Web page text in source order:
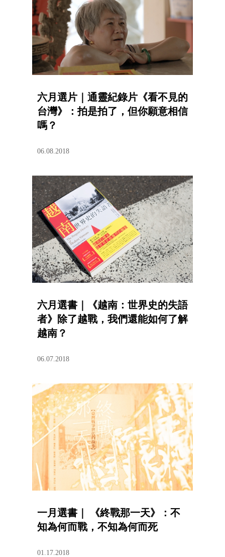
六月選片｜通靈紀錄片《看不見的
台灣》：拍是拍了，但你願意相信
嗎？
06.08.2018
六月選書｜《越南：世界史的失語
者》除了越戰，我們還能如何了解
越南？
06.07.2018
一月選書｜ 《終戰那一天》：不
知為何而戰，不知為何而死
01.17.2018